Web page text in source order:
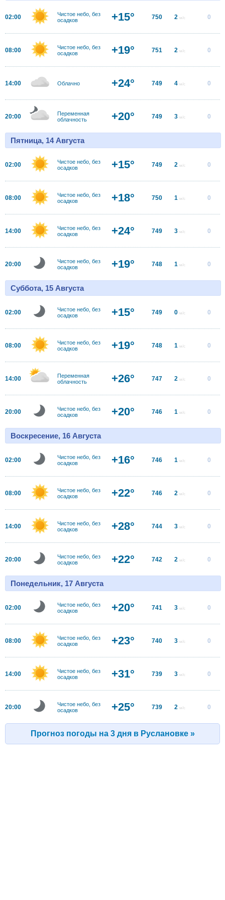
02:00
Чистое небо, без
осадков
+15° 750 2 м/с 0
08:00
Чистое небо, без
осадков
+19° 751 2 м/с 0
14:00 Облачно +24° 749 4 м/с 0
20:00
Переменная
облачность
+20° 749 3 м/с 0
Пятница, 14 Августа
02:00
Чистое небо, без
осадков
+15° 749 2 м/с 0
08:00
Чистое небо, без
осадков
+18° 750 1 м/с 0
14:00
Чистое небо, без
осадков
+24° 749 3 м/с 0
20:00
Чистое небо, без
осадков
+19° 748 1 м/с 0
Суббота, 15 Августа
02:00
Чистое небо, без
осадков
+15° 749 0 м/с 0
08:00
Чистое небо, без
осадков
+19° 748 1 м/с 0
14:00
Переменная
облачность
+26° 747 2 м/с 0
20:00
Чистое небо, без
осадков
+20° 746 1 м/с 0
Воскресение, 16 Августа
02:00
Чистое небо, без
осадков
+16° 746 1 м/с 0
08:00
Чистое небо, без
осадков
+22° 746 2 м/с 0
14:00
Чистое небо, без
осадков
+28° 744 3 м/с 0
20:00
Чистое небо, без
осадков
+22° 742 2 м/с 0
Понедельник, 17 Августа
02:00
Чистое небо, без
осадков
+20° 741 3 м/с 0
08:00
Чистое небо, без
осадков
+23° 740 3 м/с 0
14:00
Чистое небо, без
осадков
+31° 739 3 м/с 0
20:00
Чистое небо, без
осадков
+25° 739 2 м/с 0
Прогноз погоды на 3 дня в Руслановке »